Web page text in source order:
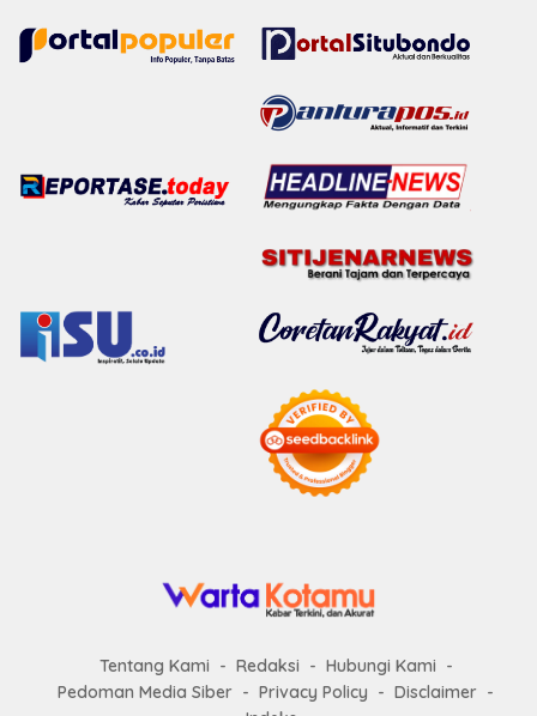
Tentang Kami Redaksi
Hubungi Kami
Pedoman Media Siber
Privacy Policy
Disclaimer